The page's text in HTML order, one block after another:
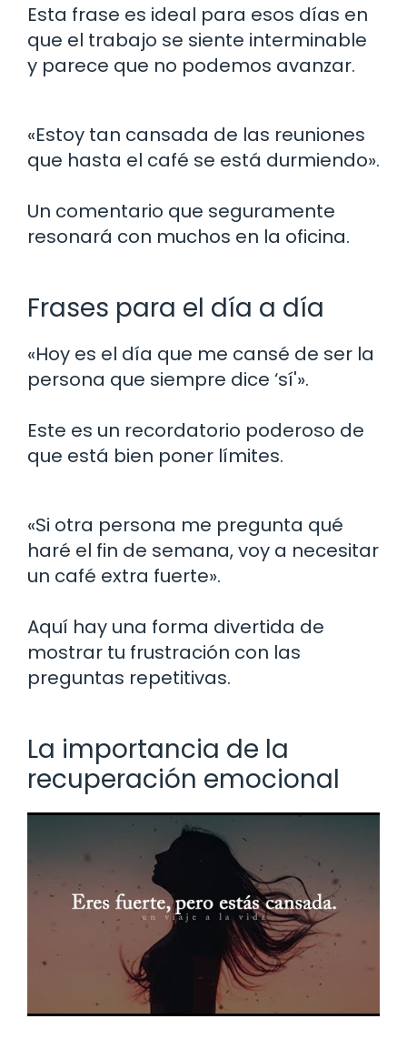
Esta frase es ideal para esos días en
que el trabajo se siente interminable
y parece que no podemos avanzar.
«Estoy tan cansada de las reuniones
que hasta el café se está durmiendo».
Un comentario que seguramente
resonará con muchos en la oficina.
Frases para el día a día
«Hoy es el día que me cansé de ser la
persona que siempre dice ‘sí'».
Este es un recordatorio poderoso de
que está bien poner límites.
«Si otra persona me pregunta qué
haré el fin de semana, voy a necesitar
un café extra fuerte».
Aquí hay una forma divertida de
mostrar tu frustración con las
preguntas repetitivas.
La importancia de la
recuperación emocional